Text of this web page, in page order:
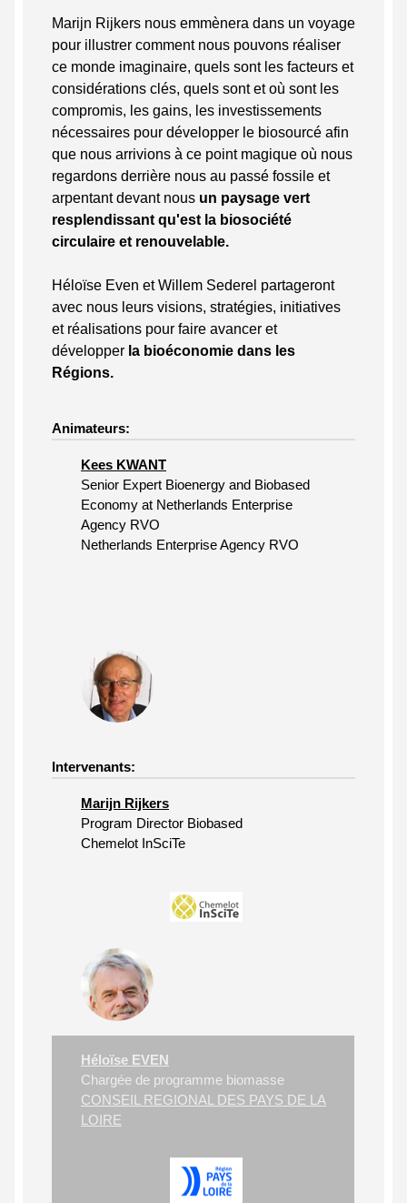
Marijn Rijkers nous emmènera dans un voyage
pour illustrer comment nous pouvons réaliser
ce monde imaginaire, quels sont les facteurs et
considérations clés, quels sont et où sont les
compromis, les gains, les investissements
nécessaires pour développer le biosourcé afin
que nous arrivions à ce point magique où nous
regardons derrière nous au passé fossile et
arpentant devant nous un paysage vert
resplendissant qu'est la biosociété
circulaire et renouvelable.
Héloïse Even et Willem Sederel partageront
avec nous leurs visions, stratégies, initiatives
et réalisations pour faire avancer et
développer la bioéconomie dans les
Régions.
Animateurs:
Kees KWANT
Senior Expert Bioenergy and Biobased
Economy at Netherlands Enterprise
Agency RVO
Netherlands Enterprise Agency RVO
Intervenants:
Marijn Rijkers
Program Director Biobased
Chemelot InSciTe
Héloïse EVEN
Chargée de programme biomasse
CONSEIL REGIONAL DES PAYS DE LA
LOIRE